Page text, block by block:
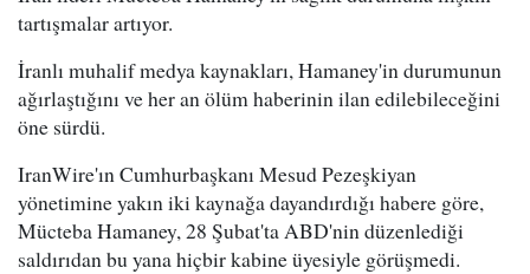
tartışmalar artıyor.
İranlı muhalif medya kaynakları, Hamaney'in durumunun
ağırlaştığını ve her an ölüm haberinin ilan edilebileceğini
öne sürdü.
IranWire'ın Cumhurbaşkanı Mesud Pezeşkiyan
yönetimine yakın iki kaynağa dayandırdığı habere göre,
Mücteba Hamaney, 28 Şubat'ta ABD'nin düzenlediği
saldırıdan bu yana hiçbir kabine üyesiyle görüşmedi.